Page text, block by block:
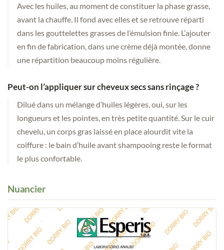
Avec les huiles, au moment de constituer la phase grasse,
avant la chauffe. Il fond avec elles et se retrouve réparti
dans les gouttelettes grasses de l’émulsion finie. L’ajouter
en fin de fabrication, dans une crème déjà montée, donne
une répartition beaucoup moins régulière.
Peut-on l’appliquer sur cheveux secs sans rinçage ?
Dilué dans un mélange d’huiles légères, oui, sur les
longueurs et les pointes, en très petite quantité. Sur le cuir
chevelu, un corps gras laissé en place alourdit vite la
coiffure : le bain d’huile avant shampooing reste le format
le plus confortable.
Nuancier